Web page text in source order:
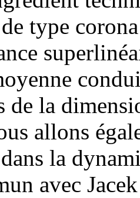
type
de la
allons
la
avec